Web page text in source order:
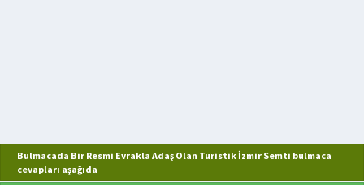
Bulmacada Bir Resmi Evrakla Adaş Olan Turistik İzmir Semti bulmaca
cevapları aşağıda